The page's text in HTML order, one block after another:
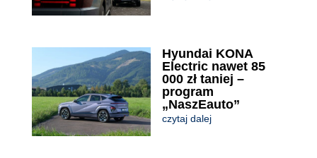
Hyundai KONA
Electric nawet 85
000 zł taniej –
program
„NaszEauto”
czytaj dalej